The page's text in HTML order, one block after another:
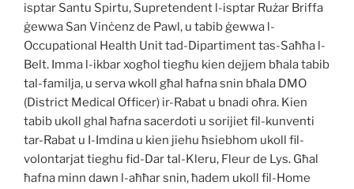
isptar Santu Spirtu, Supretendent l-isptar Rużar Briffa
ġewwa San Vinċenz de Pawl, u tabib ġewwa l-
Occupational Health Unit tad-Dipartiment tas-Saħħa l-
Belt. Imma l-ikbar xogħol tiegħu kien dejjem bħala tabib
tal-familja, u serva wkoll għal ħafna snin bħala DMO
(District Medical Officer) ir-Rabat u bnadi oħra. Kien
tabib ukoll ghal ħafna sacerdoti u sorijiet fil-kunventi
tar-Rabat u I-Imdina u kien jiehu ħsiebhom ukoll fil-
volontarjat tieghu fid-Dar tal-Kleru, Fleur de Lys. Għal
ħafna minn dawn l-aħħar snin, ħadem ukoll fil-Home